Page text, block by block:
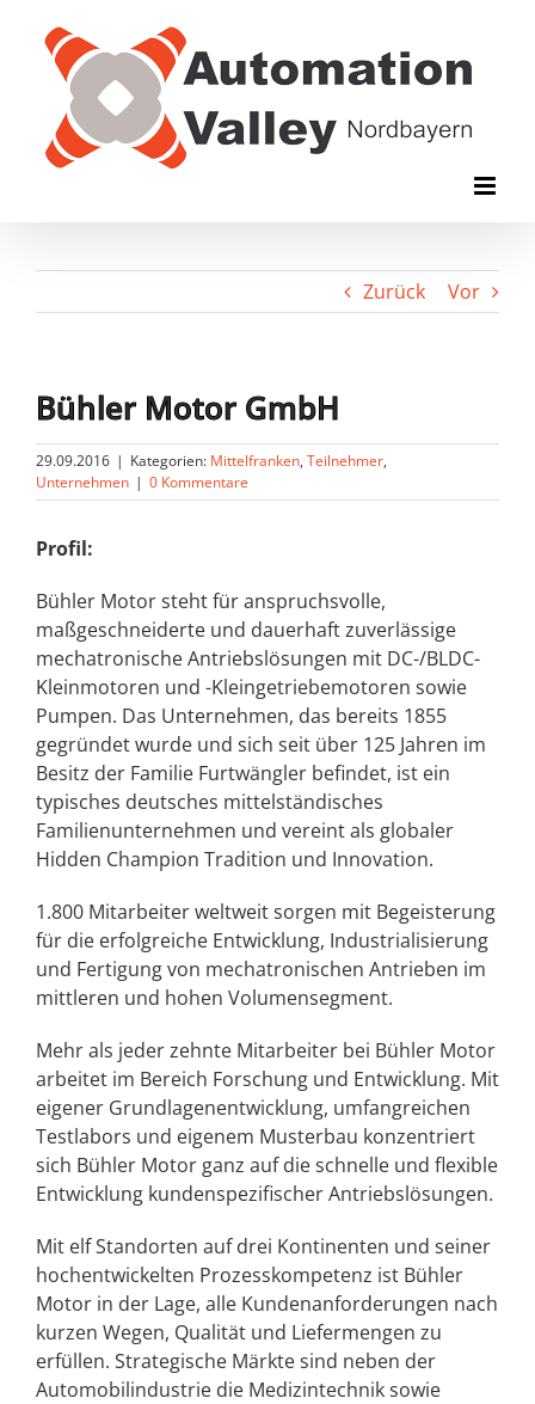
Inhalt
springen
Zurück Vor
Bühler Motor GmbH
29.09.2016 | Kategorien: Mittelfranken, Teilnehmer,
Unternehmen | 0 Kommentare
Profil:
Bühler Motor steht für anspruchsvolle,
maßgeschneiderte und dauerhaft zuverlässige
mechatronische Antriebslösungen mit DC-/BLDC-
Kleinmotoren und -Kleingetriebemotoren sowie
Pumpen. Das Unternehmen, das bereits 1855
gegründet wurde und sich seit über 125 Jahren im
Besitz der Familie Furtwängler befindet, ist ein
typisches deutsches mittelständisches
Familienunternehmen und vereint als globaler
Hidden Champion Tradition und Innovation.
1.800 Mitarbeiter weltweit sorgen mit Begeisterung
für die erfolgreiche Entwicklung, Industrialisierung
und Fertigung von mechatronischen Antrieben im
mittleren und hohen Volumensegment.
Mehr als jeder zehnte Mitarbeiter bei Bühler Motor
arbeitet im Bereich Forschung und Entwicklung. Mit
eigener Grundlagenentwicklung, umfangreichen
Testlabors und eigenem Musterbau konzentriert
sich Bühler Motor ganz auf die schnelle und flexible
Entwicklung kundenspezifischer Antriebslösungen.
Mit elf Standorten auf drei Kontinenten und seiner
hochentwickelten Prozesskompetenz ist Bühler
Motor in der Lage, alle Kundenanforderungen nach
kurzen Wegen, Qualität und Liefermengen zu
erfüllen. Strategische Märkte sind neben der
Automobilindustrie die Medizintechnik sowie